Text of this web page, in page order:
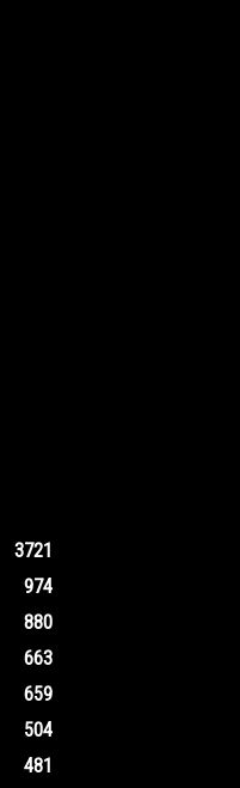
3721
974
880
663
659
504
481